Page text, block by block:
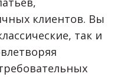
клиентов. Вы
так и